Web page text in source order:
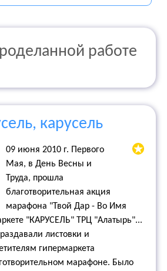
работе
карусель
09 июня 2010 г. Первого
Мая, в День Весны и
Труда, прошла
благотворительная акция
марафона "Твой Дар - Во Имя
"КАРУСЕЛЬ" ТРЦ "Алатырь"...
листовки и
гипермаркета
марафоне. Было